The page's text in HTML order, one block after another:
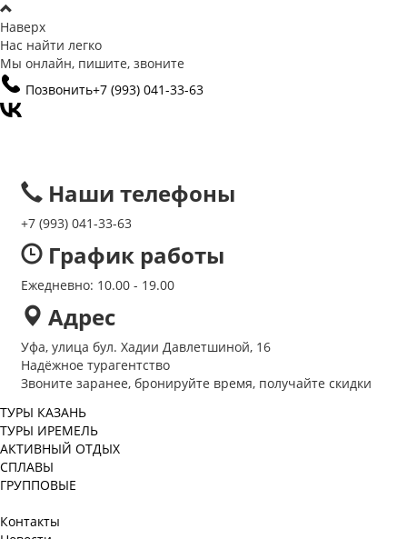
Наверх
Нас найти легко
Мы онлайн, пишите, звоните
Позвонить+7 (993) 041-33-63
Наши телефоны
+7 (993) 041-33-63
График работы
Ежедневно: 10.00 - 19.00
Адрес
Уфа, улица бул. Хадии Давлетшиной, 16
Надёжное турагентство
Звоните заранее, бронируйте время, получайте скидки
Контакты
ТУРЫ КАЗАНЬ
ТУРЫ ИРЕМЕЛЬ
АКТИВНЫЙ ОТДЫХ
СПЛАВЫ
ГРУППОВЫЕ